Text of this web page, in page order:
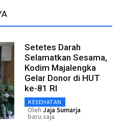
Setetes Darah
Selamatkan Sesama,
Kodim Majalengka
Gelar Donor di HUT
ke-81 RI
KESEHATAN
OlehJaja Sumarja
baru saja